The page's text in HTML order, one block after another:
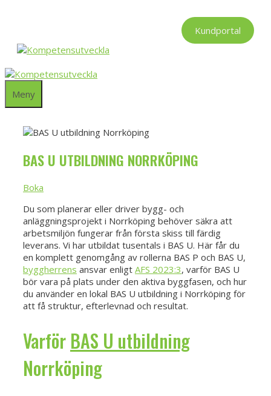
Kundportal
Meny
BAS U UTBILDNING NORRKÖPING
Boka
Du som planerar eller driver bygg- och
anläggningsprojekt i Norrköping behöver säkra att
arbetsmiljön fungerar från första skiss till färdig
leverans. Vi har utbildat tusentals i BAS U. Här får du
en komplett genomgång av rollerna BAS P och BAS U,
byggherrens ansvar enligt AFS 2023:3, varför BAS U
bör vara på plats under den aktiva byggfasen, och hur
du använder en lokal BAS U utbildning i Norrköping för
att få struktur, efterlevnad och resultat.
Varför BAS U utbildning
Norrköping